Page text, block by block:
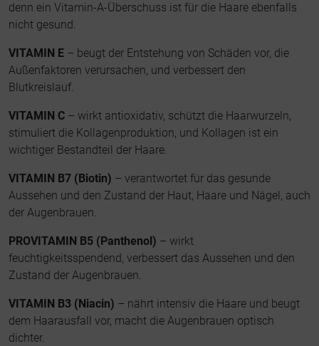
denn ein Vitamin-A-Überschuss ist für die Haare ebenfalls
nicht gesund.
VITAMIN E – beugt der Entstehung von Schäden vor, die
Außenfaktoren verursachen, und verbessert den
Blutkreislauf.
VITAMIN C – wirkt antioxidativ, schützt die Haarwurzeln,
stimuliert die Kollagenproduktion, und Kollagen ist ein
wichtiger Bestandteil der Haare.
VITAMIN B7 (Biotin) – verantwortet für das gesunde
Aussehen und den Zustand der Haut, Haare und Nägel, auch
der Augenbrauen.
PROVITAMIN B5 (Panthenol) – wirkt
feuchtigkeitsspendend, verbessert das Aussehen und den
Zustand der Augenbrauen.
VITAMIN B3 (Niacin) – nährt intensiv die Haare und beugt
dem Haarausfall vor, macht die Augenbrauen optisch
dichter.